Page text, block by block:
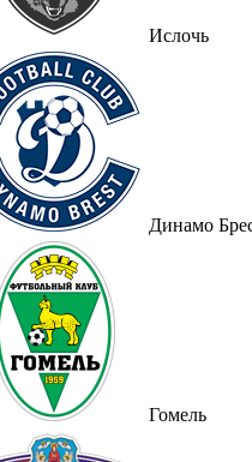
Ислочь
Динамо
Гомель